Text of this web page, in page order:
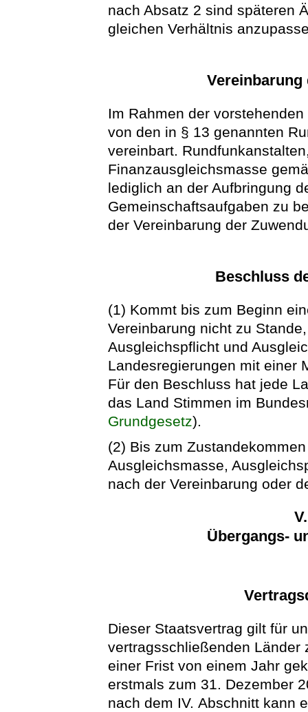
nach Absatz 2 sind späteren
gleichen Verhältnis
Vereinbarung
Im Rahmen der
von den in § 13 genannten
vereinbart.
Finanzausgleichsmasse
lediglich an der Aufbringung
Gemeinschaftsaufgaben zu
der Vereinbarung der
Beschluss
(1) Kommt bis zum Beginn
Vereinbarung nicht zu
Ausgleichspflicht und
Landesregierungen mit einer
Für den Beschluss hat jede
das Land Stimmen im
Grundgesetz).
(2) Bis zum
Ausgleichsmasse,
nach der Vereinbarung oder
Übergangs-
Dieser Staatsvertrag gilt für
vertragsschließenden Länder
einer Frist von einem Jahr
erstmals zum 31. Dezember
nach dem IV. Abschnitt kann